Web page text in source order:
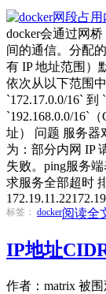
docker会通过网
间的通信。分配
有 IP 地址范围）
依次从以下范围
`172.17.0.0/16`
`192.168.0.0/16`
址） 问题 服务器
为：部分内网 IP
失败。ping服务端
求服务全部超时
标签： docker阅读全
IP地址
作者：matrix 被围